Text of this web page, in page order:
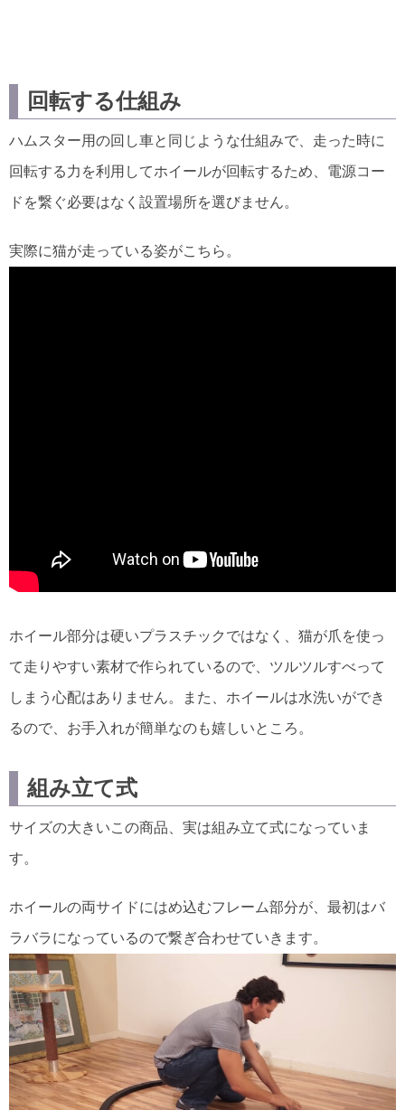
回転する仕組み
ハムスター用の回し車と同じような仕組みで、走った時に
回転する力を利用してホイールが回転するため、電源コー
ドを繋ぐ必要はなく設置場所を選びません。
実際に猫が走っている姿がこちら。
ホイール部分は硬いプラスチックではなく、猫が爪を使っ
て走りやすい素材で作られているので、ツルツルすべって
しまう心配はありません。また、ホイールは水洗いができ
るので、お手入れが簡単なのも嬉しいところ。
組み立て式
サイズの大きいこの商品、実は組み立て式になっていま
す。
ホイールの両サイドにはめ込むフレーム部分が、最初はバ
ラバラになっているので繋ぎ合わせていきます。